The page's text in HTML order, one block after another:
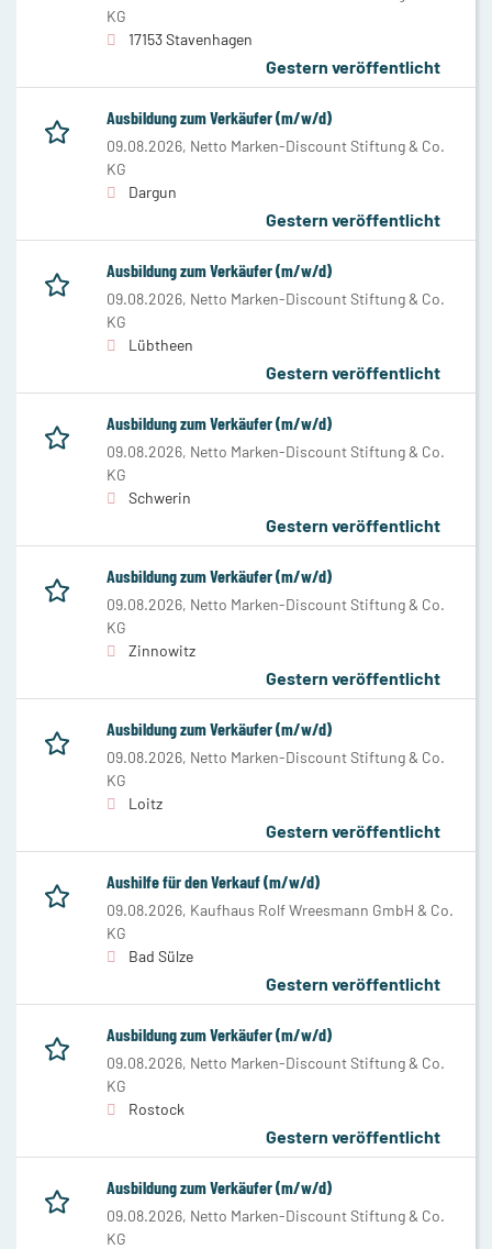
KG
17153 Stavenhagen
Gestern veröffentlicht
Ausbildung zum Verkäufer (m/w/d)
09.08.2026, Netto Marken-Discount Stiftung & Co.
KG
Dargun
Gestern veröffentlicht
Ausbildung zum Verkäufer (m/w/d)
09.08.2026, Netto Marken-Discount Stiftung & Co.
KG
Lübtheen
Gestern veröffentlicht
Ausbildung zum Verkäufer (m/w/d)
09.08.2026, Netto Marken-Discount Stiftung & Co.
KG
Schwerin
Gestern veröffentlicht
Ausbildung zum Verkäufer (m/w/d)
09.08.2026, Netto Marken-Discount Stiftung & Co.
KG
Zinnowitz
Gestern veröffentlicht
Ausbildung zum Verkäufer (m/w/d)
09.08.2026, Netto Marken-Discount Stiftung & Co.
KG
Loitz
Gestern veröffentlicht
Aushilfe für den Verkauf (m/w/d)
09.08.2026, Kaufhaus Rolf Wreesmann GmbH & Co.
KG
Bad Sülze
Gestern veröffentlicht
Ausbildung zum Verkäufer (m/w/d)
09.08.2026, Netto Marken-Discount Stiftung & Co.
KG
Rostock
Gestern veröffentlicht
Ausbildung zum Verkäufer (m/w/d)
09.08.2026, Netto Marken-Discount Stiftung & Co.
KG